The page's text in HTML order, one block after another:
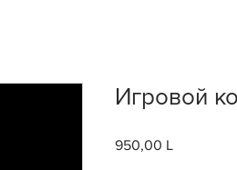
Игровой
950,00 LЦена